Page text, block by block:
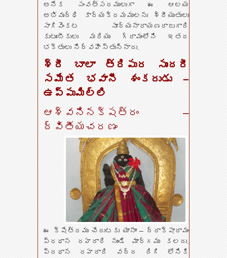
అనేక సంవత్సరములుగా ఈ ఆలయ
అభివృద్ధి కార్యక్రమములను శ్రీయుతులు
సాగివెంకట సూర్యనారాయణరాజుగారి
కుటుంబీకులు మరియు గ్రామంలోని ఇతర
భక్తులు నిర్వహిస్తున్నారు.
శ్రీ బాలా త్రిపుర సుందరీ
సమేత భవానీ శంకరుడు –
ఉప్పుమిల్లి
ఆశ్వనినక్షత్రం –
ద్వితీయచరణం
ఈ క్షేత్రము చేరుటకు యానాం – ద్రాక్షారామం
ప్రధాన రహదారి నుండి మార్గము కలదు.
ప్రధాన రహదారి వద్ద దిగి లోనికి